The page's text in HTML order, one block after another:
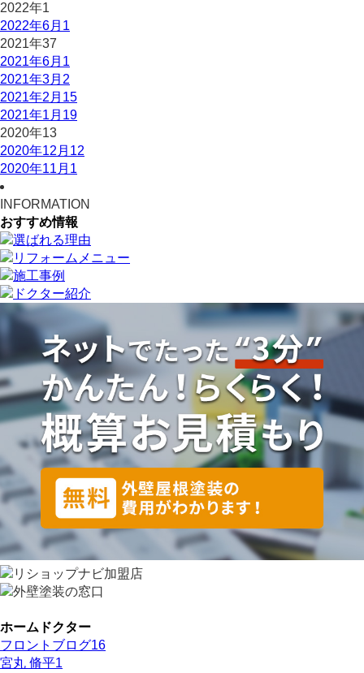
2022年1
2022年6月 1
2021年37
2021年6月 1
2021年3月 2
2021年2月 15
2021年1月 19
2020年13
2020年12月 12
2020年11月 1
INFORMATION
おすすめ情報
ホームドクター
フロントブログ16
宮丸 脩平1